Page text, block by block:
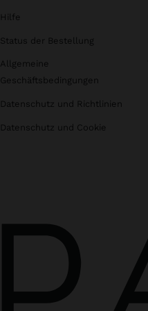
Hilfe
Status der Bestellung
Allgemeine
Geschäftsbedingungen
Datenschutz und Richtlinien
Datenschutz und Cookie